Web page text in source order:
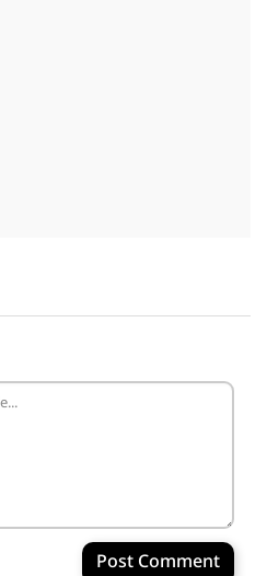
Post Comment